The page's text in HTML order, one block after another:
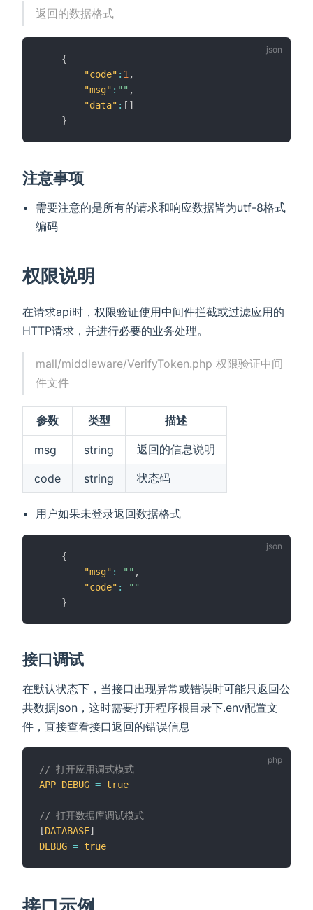
返回的数据格式
{
"code" : 1 ,
"msg" : "" ,
"data" : [ ]
}
注意事项
需要注意的是所有的请求和响应数据皆为utf-8格式
编码
权限说明
在请求api时，权限验证使用中间件拦截或过滤应用的
HTTP请求，并进行必要的业务处理。
mall/middleware/VerifyToken.php 权限验证中间
件文件
参数 类型 描述
msg string 返回的信息说明
code string 状态码
用户如果未登录返回数据格式
{
"msg" : "" ,
"code" :
""
}
接口调试
在默认状态下，当接口出现异常或错误时可能只返回公
共数据json，这时需要打开程序根目录下.env配置文
件，直接查看接口返回的错误信息
// 打开应用调式模式
APP_DEBUG = true
// 打开数据库调试模式
[DATABASE]
DEBUG = true